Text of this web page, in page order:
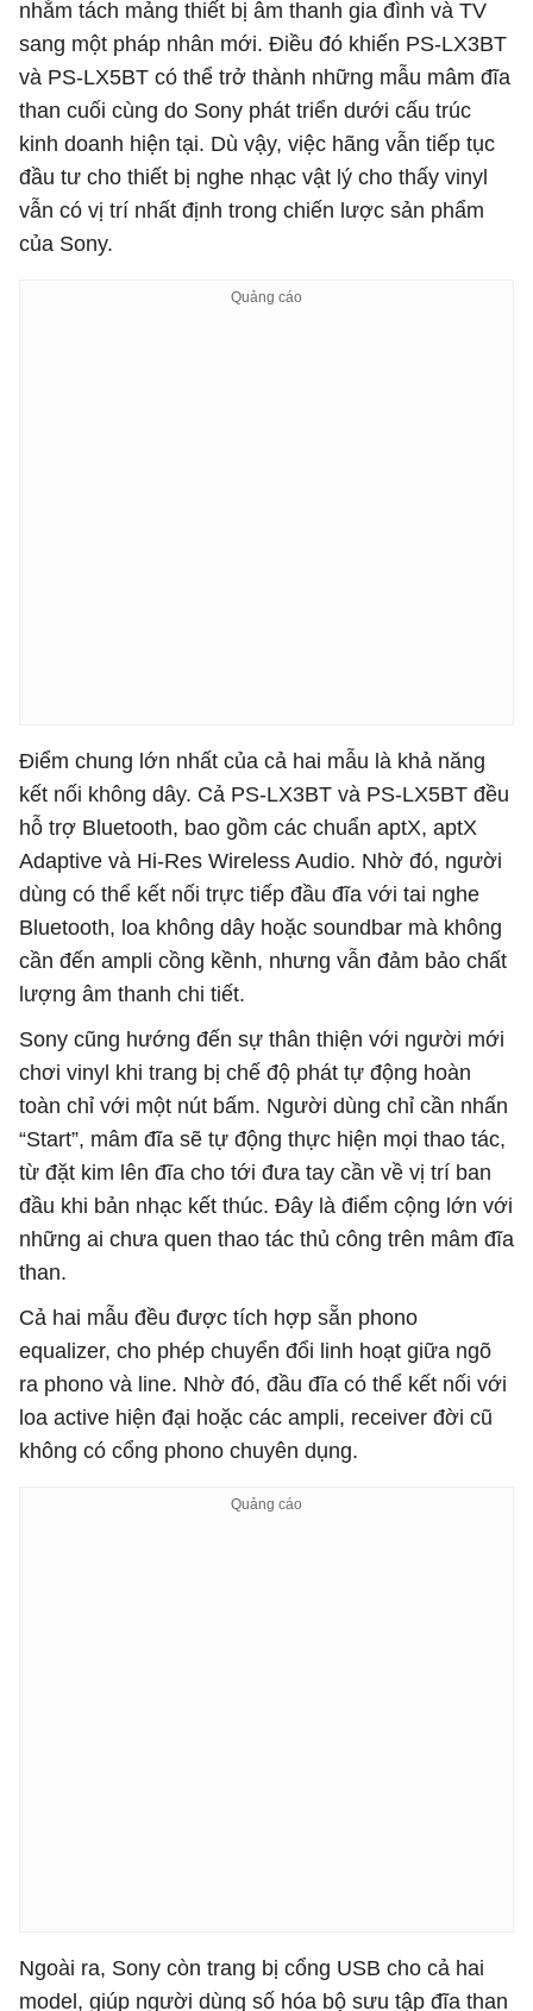
nhằm tách mảng thiết bị âm thanh gia đình và TV
sang một pháp nhân mới. Điều đó khiến PS-LX3BT
và PS-LX5BT có thể trở thành những mẫu mâm đĩa
than cuối cùng do Sony phát triển dưới cấu trúc
kinh doanh hiện tại. Dù vậy, việc hãng vẫn tiếp tục
đầu tư cho thiết bị nghe nhạc vật lý cho thấy vinyl
vẫn có vị trí nhất định trong chiến lược sản phẩm
của Sony.
Điểm chung lớn nhất của cả hai mẫu là khả năng
kết nối không dây. Cả PS-LX3BT và PS-LX5BT đều
hỗ trợ Bluetooth, bao gồm các chuẩn aptX, aptX
Adaptive và Hi-Res Wireless Audio. Nhờ đó, người
dùng có thể kết nối trực tiếp đầu đĩa với tai nghe
Bluetooth, loa không dây hoặc soundbar mà không
cần đến ampli cồng kềnh, nhưng vẫn đảm bảo chất
lượng âm thanh chi tiết.
Sony cũng hướng đến sự thân thiện với người mới
chơi vinyl khi trang bị chế độ phát tự động hoàn
toàn chỉ với một nút bấm. Người dùng chỉ cần nhấn
“Start”, mâm đĩa sẽ tự động thực hiện mọi thao tác,
từ đặt kim lên đĩa cho tới đưa tay cần về vị trí ban
đầu khi bản nhạc kết thúc. Đây là điểm cộng lớn với
những ai chưa quen thao tác thủ công trên mâm đĩa
than.
Cả hai mẫu đều được tích hợp sẵn phono
equalizer, cho phép chuyển đổi linh hoạt giữa ngõ
ra phono và line. Nhờ đó, đầu đĩa có thể kết nối với
loa active hiện đại hoặc các ampli, receiver đời cũ
không có cổng phono chuyên dụng.
Ngoài ra, Sony còn trang bị cổng USB cho cả hai
model, giúp người dùng số hóa bộ sưu tập đĩa than